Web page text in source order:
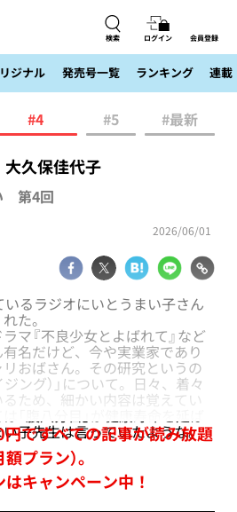
検索 ログイン 会員登録
ジナル 発売号一覧 ランキング 連載
#4 #5 #最新
久保佳代子
第4回
2026/06/01
るラジオにいとうまい子さん
た。
マ『不良少女とよばれて』など
名だけど、今や実業家であり
おばさん。その研究というの
ング）」について。日々、着々
ため、細かい内容は覚えてい
子先生は言っていたような。
ですべての記事が読み放題
額プラン）。
キャンペーン中！